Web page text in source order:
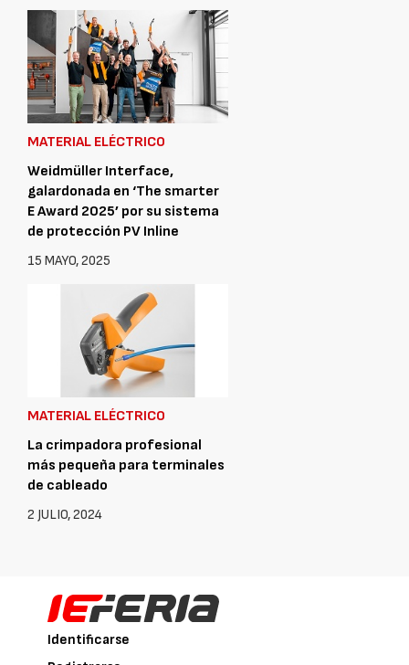
MATERIAL ELÉCTRICO
Weidmüller Interface,
galardonada en ‘The smarter
E Award 2025’ por su sistema
de protección PV Inline
15 MAYO, 2025
MATERIAL ELÉCTRICO
La crimpadora profesional
más pequeña para terminales
de cableado
2 JULIO, 2024
Identificarse